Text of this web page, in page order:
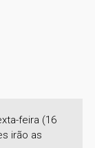
feira (16
irão as